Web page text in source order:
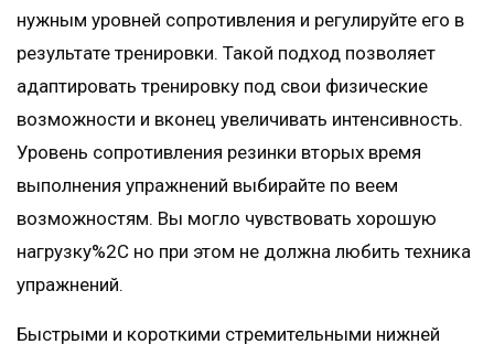
нужным уровней сопротивления и регулируйте его в
результате тренировки. Такой подход позволяет
адаптировать тренировку под свои физические
возможности и вконец увеличивать интенсивность.
Уровень сопротивления резинки вторых время
выполнения упражнений выбирайте по веем
возможностям. Вы могло чувствовать хорошую
нагрузку%2C но при этом не должна любить техника
упражнений.
Быстрыми и короткими стремительными нижней